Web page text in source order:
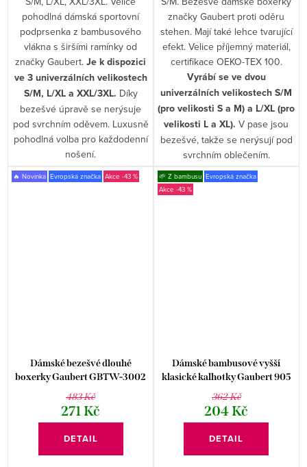
pohodlná dámská sportovní
podprsenka z bambusového
vlákna s širšími ramínky od
značky Gaubert.Je k dispozici
ve 3 univerzálních velikostech
S/M, L/XL a XXL/3XL. Díky
bezešvé úpravě se nerýsuje
pod svrchním oděvem. Luxusně
pohodlná volba pro každodenní
nošení.
značky Gaubert proti oděru
stehen. Mají také lehce tvarující
efekt. Velice příjemný materiál,
certifikace OEKO-TEX 100.
Vyrábí se ve dvou
univerzálních velikostech S/M
(pro velikosti S a M) a L/XL (pro
velikosti L a XL). V pase jsou
bezešvé, takže se nerýsují pod
svrchním oblečením.
🔥 Novinka Evropská značka -43 %
Dámské bezešvé dlouhé
boxerky Gaubert GBTW-3002
483 Kč
271 Kč
DETAIL
🌱 Z bambusu Evropská značka
-43 %
Dámské bambusové vyšší
klasické kalhotky Gaubert 905
362 Kč
204 Kč
DETAIL